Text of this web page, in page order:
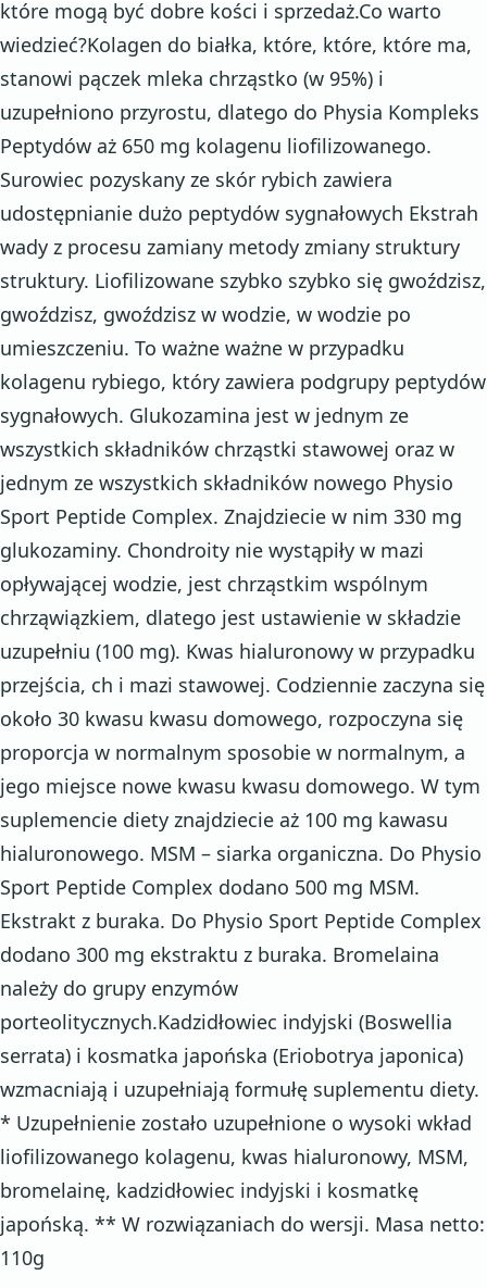
które mogą być dobre kości i sprzedaż.Co warto
wiedzieć?Kolagen do białka, które, które, które ma,
stanowi pączek mleka chrząstko (w 95%) i
uzupełniono przyrostu, dlatego do Physia Kompleks
Peptydów aż 650 mg kolagenu liofilizowanego.
Surowiec pozyskany ze skór rybich zawiera
udostępnianie dużo peptydów sygnałowych Ekstrah
wady z procesu zamiany metody zmiany struktury
struktury. Liofilizowane szybko szybko się gwoździsz,
gwoździsz, gwoździsz w wodzie, w wodzie po
umieszczeniu. To ważne ważne w przypadku
kolagenu rybiego, który zawiera podgrupy peptydów
sygnałowych. Glukozamina jest w jednym ze
wszystkich składników chrząstki stawowej oraz w
jednym ze wszystkich składników nowego Physio
Sport Peptide Complex. Znajdziecie w nim 330 mg
glukozaminy. Chondroity nie wystąpiły w mazi
opływającej wodzie, jest chrząstkim wspólnym
chrząwiązkiem, dlatego jest ustawienie w składzie
uzupełniu (100 mg). Kwas hialuronowy w przypadku
przejścia, ch i mazi stawowej. Codziennie zaczyna się
około 30 kwasu kwasu domowego, rozpoczyna się
proporcja w normalnym sposobie w normalnym, a
jego miejsce nowe kwasu kwasu domowego. W tym
suplemencie diety znajdziecie aż 100 mg kawasu
hialuronowego. MSM – siarka organiczna. Do Physio
Sport Peptide Complex dodano 500 mg MSM.
Ekstrakt z buraka. Do Physio Sport Peptide Complex
dodano 300 mg ekstraktu z buraka. Bromelaina
należy do grupy enzymów
porteolitycznych.Kadzidłowiec indyjski (Boswellia
serrata) i kosmatka japońska (Eriobotrya japonica)
wzmacniają i uzupełniają formułę suplementu diety.
* Uzupełnienie zostało uzupełnione o wysoki wkład
liofilizowanego kolagenu, kwas hialuronowy, MSM,
bromelainę, kadzidłowiec indyjski i kosmatkę
japońską. ** W rozwiązaniach do wersji. Masa netto:
110g